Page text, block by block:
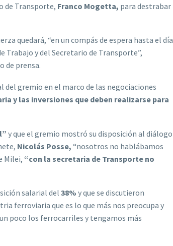
de Transporte, Franco Mogetta, para destrabar
quedará, “en un compás de espera hasta el día
y del Secretario de Transporte”,
de prensa.
gremio en el marco de las negociaciones
y las inversiones que deben realizarse para
y que el gremio mostró su disposición al diálogo
Nicolás Posse, “nosotros no hablábamos
Milei, “con la secretaria de Transporte no
salarial del 38% y que se discutieron
ferroviaria que es lo que más nos preocupa y
poco los ferrocarriles y tengamos más